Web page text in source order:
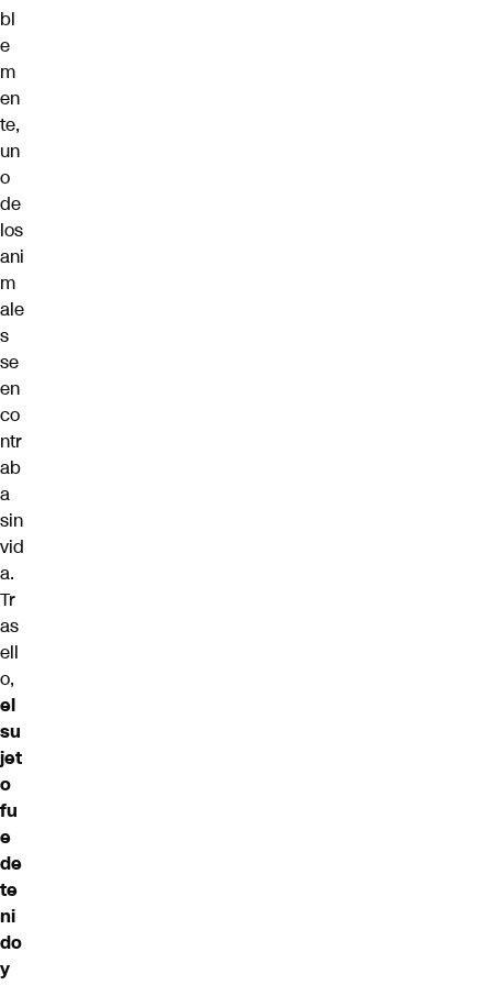
bl
e
m
en
te,
un
o
de
los
ani
m
ale
s
se
en
co
ntr
ab
a
sin
vid
a.
Tr
as
ell
o,
el
su
jet
o
fu
e
de
te
ni
do
y